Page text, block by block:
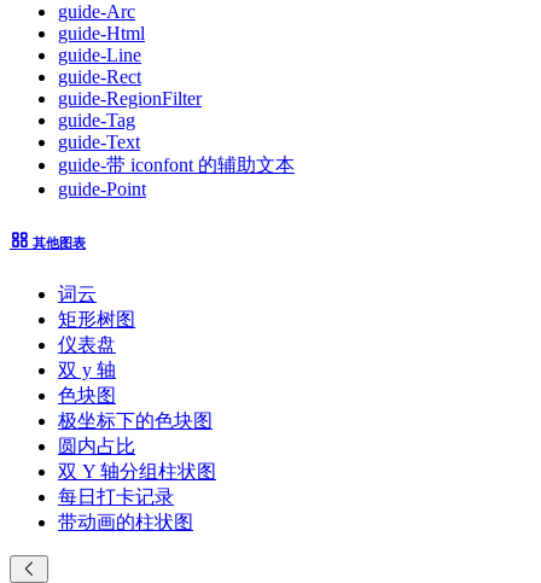
guide-Arc
guide-Html
guide-Line
guide-Rect
guide-RegionFilter
guide-Tag
guide-Text
guide-带 iconfont 的辅助文本
guide-Point
其他图表
词云
矩形树图
仪表盘
双 y 轴
色块图
极坐标下的色块图
圆内占比
双 Y 轴分组柱状图
每日打卡记录
带动画的柱状图